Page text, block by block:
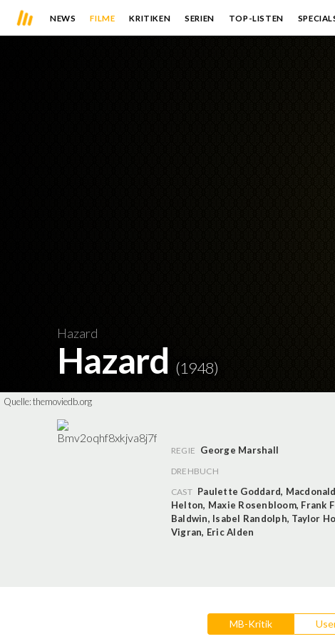
NEWS FILME KRITIKEN SERIEN TOP-LISTEN
Hazard
Hazard (1948)
Quelle:themoviedb.org
REGIE George Marshall
DREHBUCH
CAST Paulette Goddard,
Helton, Maxie Rosenbloom, Frank
Baldwin, Isabel Randolph, Taylor
Vigran, Eric Alden
MB-Kritik